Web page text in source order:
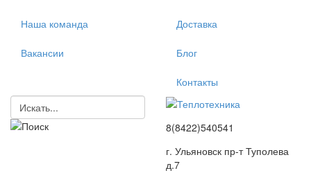
Наша команда
Вакансии
Доставка
Блог
Контакты
8(8422)540541
г. Ульяновск пр-т Туполева
д.7